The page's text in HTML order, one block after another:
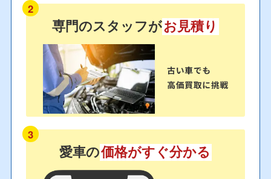
2
専門のスタッフがお見積り
3
愛車の価格がすぐ分かる